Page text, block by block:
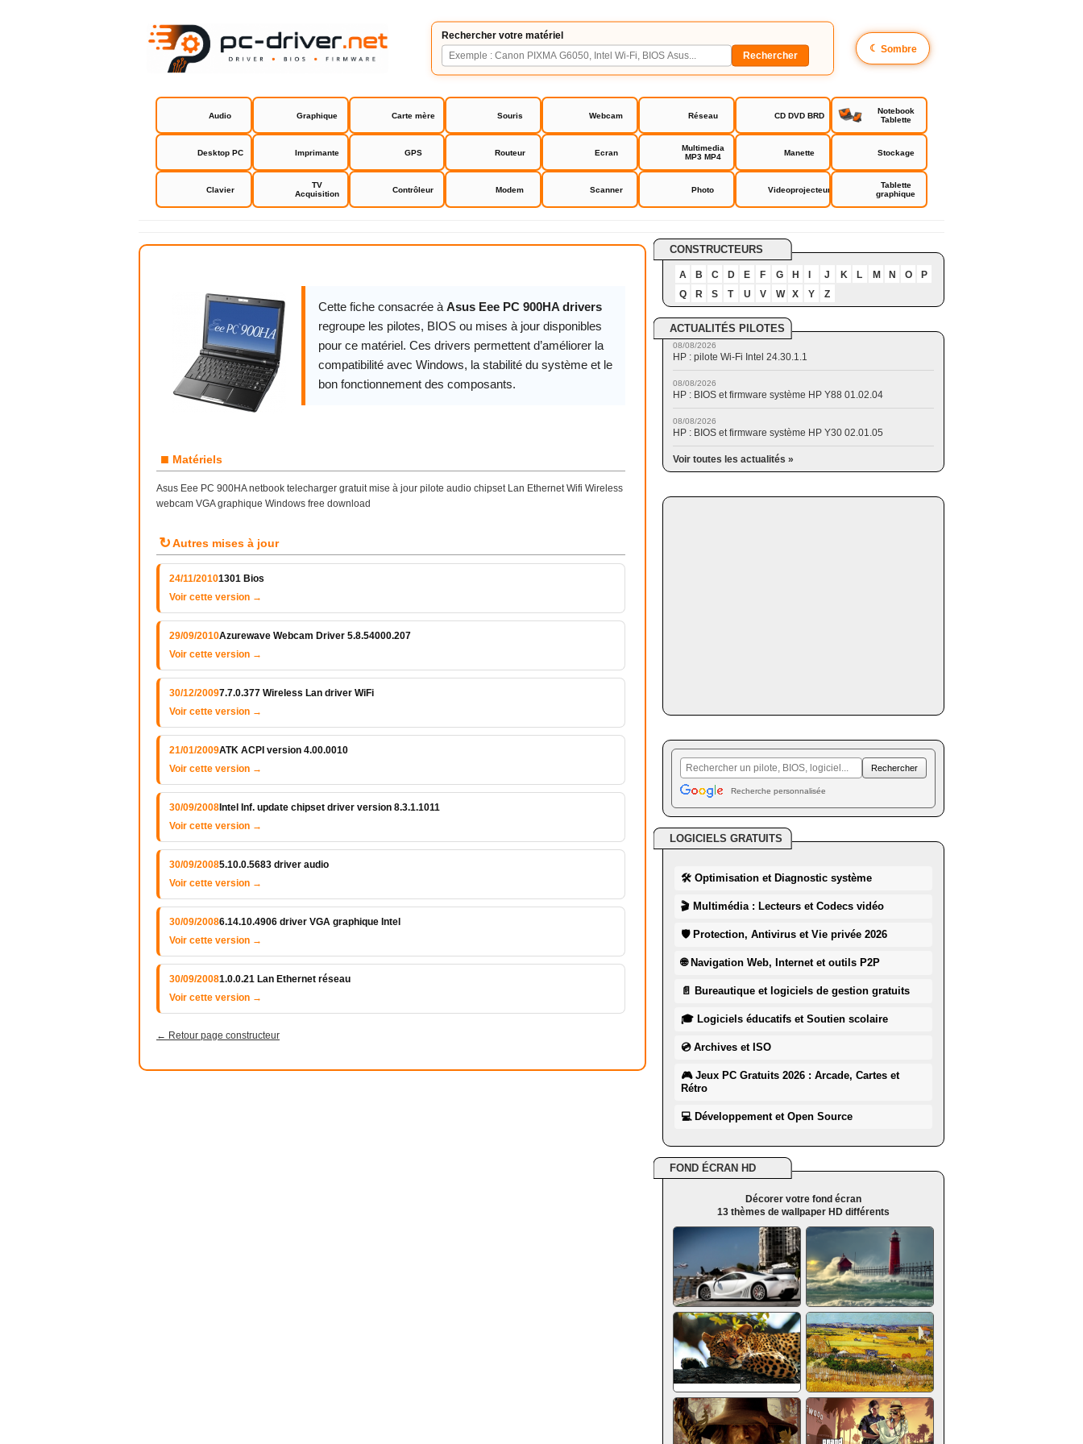
Rechercher votre matériel
☾ Sombre
Audio Graphique Carte mère Souris Webcam Réseau CD DVD BRD
Notebook
Tablette
Desktop PC Imprimante GPS Routeur Ecran
Multimedia
MP3 MP4
Manette Stockage
Clavier
TV
Acquisition
Contrôleur Modem Scanner Photo Videoprojecteur
Tablette
graphique
Asus Eee PC 900HA drivers
Cette fiche consacrée à Asus Eee PC 900HA drivers
regroupe les pilotes, BIOS ou mises à jour disponibles
pour ce matériel. Ces drivers permettent d’améliorer la
compatibilité avec Windows, la stabilité du système et le
bon fonctionnement des composants.
■ Matériels
Asus Eee PC 900HA netbook telecharger gratuit mise à jour pilote audio chipset Lan Ethernet Wifi Wireless
webcam VGA graphique Windows free download
↻Autres mises à jour
24/11/20101301 Bios
Voir cette version →
29/09/2010Azurewave Webcam Driver 5.8.54000.207
Voir cette version →
30/12/20097.7.0.377 Wireless Lan driver WiFi
Voir cette version →
21/01/2009ATK ACPI version 4.00.0010
Voir cette version →
30/09/2008 Intel Inf. update chipset driver version 8.3.1.1011
Voir cette version →
30/09/20085.10.0.5683 driver audio
Voir cette version →
30/09/20086.14.10.4906 driver VGA graphique Intel
Voir cette version →
30/09/20081.0.0.21 Lan Ethernet réseau
Voir cette version →
← Retour page constructeur
CONSTRUCTEURS
A B C D E F G H J K L M N O
P
Q
R S T U V W X Y Z
ACTUALITÉS PILOTES
08/08/2026
HP : pilote Wi-Fi Intel 24.30.1.1
08/08/2026
HP : BIOS et firmware système HP Y88 01.02.04
08/08/2026
HP : BIOS et firmware système HP Y30 02.01.05
Voir toutes les actualités »
Recherche personnalisée
LOGICIELS GRATUITS
🛠 Optimisation et Diagnostic système
🎬 Multimédia : Lecteurs et Codecs vidéo
🛡 Protection, Antivirus et Vie privée 2026
🌐 Navigation Web, Internet et outils P2P
📄 Bureautique et logiciels de gestion gratuits
🎓 Logiciels éducatifs et Soutien scolaire
💿 Archives et ISO
🎮 Jeux PC Gratuits 2026 : Arcade, Cartes et
Rétro
💻 Développement et Open Source
FOND ÉCRAN HD
Décorer votre fond écran
13 thèmes de wallpaper HD différents